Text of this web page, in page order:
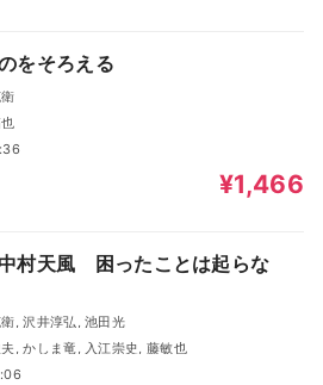
をそろえる
¥1,466
村天風 困ったことは起らな
, 沢井淳弘, 池田光
, かしま竜, 入江崇史, 藤敏也